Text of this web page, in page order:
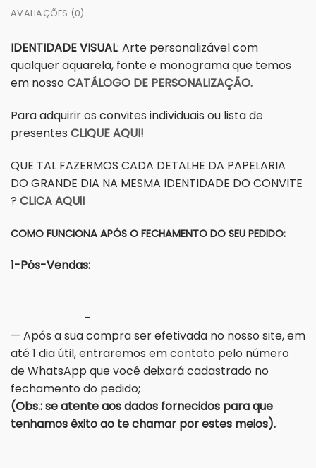
AVALIAÇÕES (0)
IDENTIDADE VISUAL: Arte personalizável com
qualquer aquarela, fonte e monograma que temos
em nossoCATÁLOGO DE PERSONALIZAÇÃO.
Para adquirir os convites individuais ou lista de
presentes CLIQUE AQUI!
QUE TAL FAZERMOS CADA DETALHE DA PAPELARIA
DO GRANDE DIA NA MESMA IDENTIDADE DO CONVITE
? CLICA AQUiI
COMO FUNCIONA APÓS O FECHAMENTO DO SEU PEDIDO:
1-Pós-Vendas:
–
— Após a sua compra ser efetivada no nosso site, em
até 1 dia útil, entraremos em contato pelo número
de WhatsApp que você deixará cadastrado no
fechamento do pedido;
(Obs.: se atente aos dados fornecidos para que
tenhamos êxito ao te chamar por estes meios).